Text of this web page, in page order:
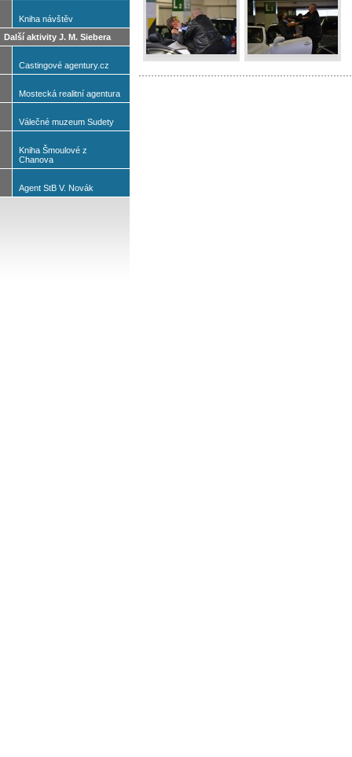
Kniha návštěv
Další aktivity J. M. Siebera
Castingové agentury.cz
Mostecká realitní agentura
Válečné muzeum Sudety
Kniha Šmoulové z
Chanova
Agent StB V. Novák